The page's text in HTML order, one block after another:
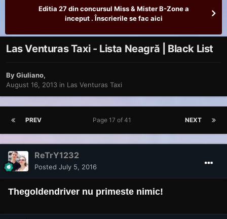
Editia 27 din concursul Miss & Mister B-Zone a
inceput . Înscrierile se fac aici
Las Venturas Taxi - Lista Neagră | Black List
ByGiuliano,
August 16, 2013 in Las Venturas Taxi
PREV NEXT
Page 17 of 41
ReTrY1232
Posted July 5, 2016
Thegoldendriver nu primeste nimic!